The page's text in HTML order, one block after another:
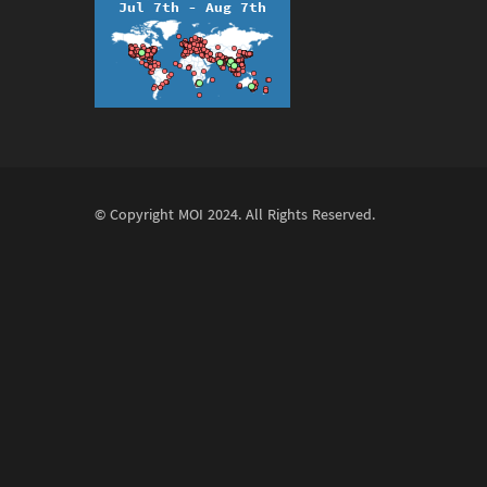
© Copyright MOI 2024. All Rights Reserved.